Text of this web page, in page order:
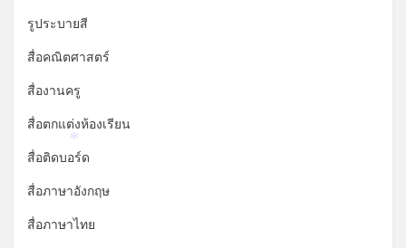
รูประบายสี
สื่อคณิตศาสตร์
สื่องานครู
สื่อตกแต่งห้องเรียน
สื่อติดบอร์ด
สื่อภาษาอังกฤษ
สื่อภาษาไทย
*